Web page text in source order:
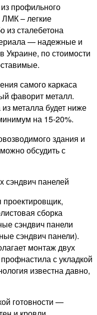
профильного
ЛМК – легкие
из сталебетона
— надежные и
по стоимости
самого каркаса
фаворит металл.
металла будет ниже
на 15-20%.
здания и
обсудить с
сэндвич панелей
проектировщик,
сборка
сэндвич панели
сэндвич панели).
монтаж двух
с укладкой
известна давно,
готовности —